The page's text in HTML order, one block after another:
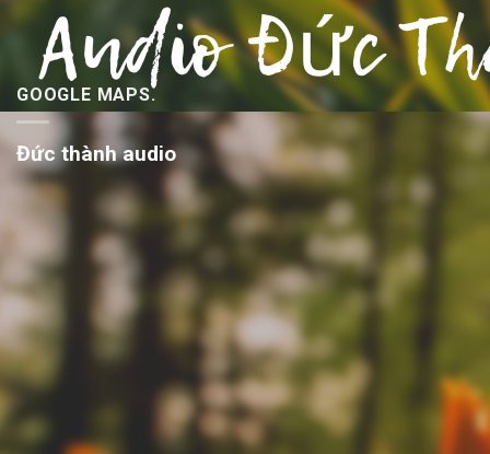
GOOGLE MAPS.
Đức thành audio